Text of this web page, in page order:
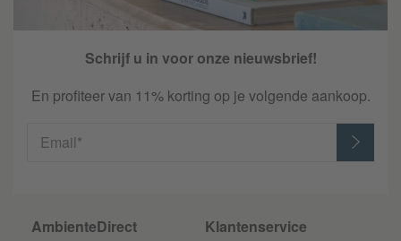
Schrijf u in voor onze nieuwsbrief!
En profiteer van 11% korting op je volgende aankoop.
Email*
AmbienteDirect
Klantenservice